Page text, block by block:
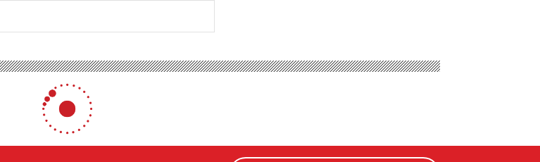
en iyi sezonunu yaşıyor
kariyerinin en iyi sezonunu